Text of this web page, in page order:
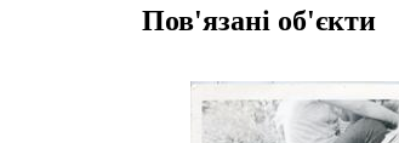
Пов'язані об'єкти